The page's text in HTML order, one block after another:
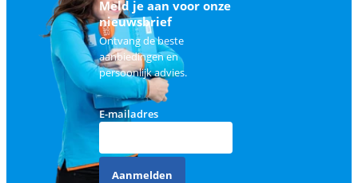
Meld je aan voor onze
nieuwsbrief
Ontvang de beste
aanbiedingen en
persoonlijk advies.
E-mailadres
Aanmelden